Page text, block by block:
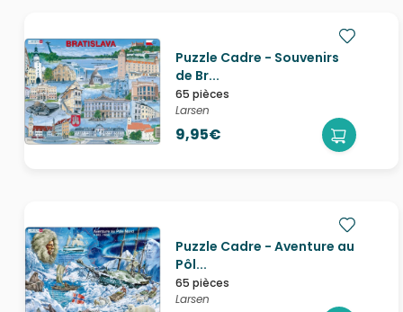
Puzzle Cadre - Souvenirs
de Br...
65 pièces
Larsen
9,95€
Puzzle Cadre - Aventure au
Pôl...
65 pièces
Larsen